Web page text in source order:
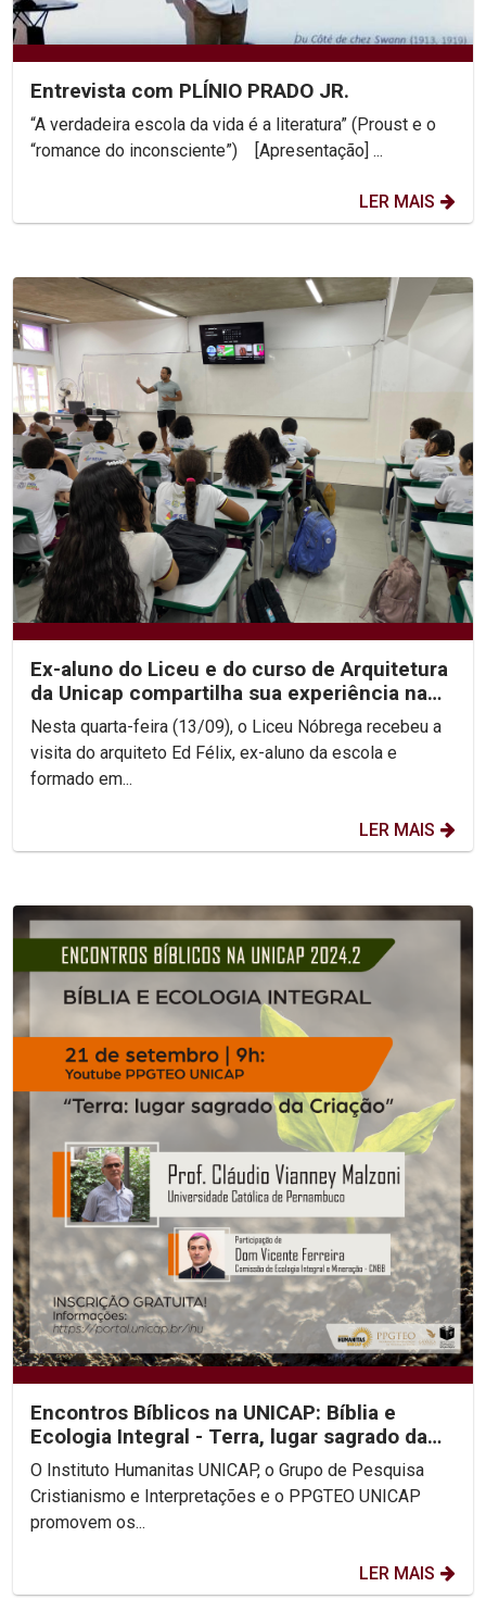
Entrevista com PLÍNIO PRADO JR.
“A verdadeira escola da vida é a literatura” (Proust e o
“romance do inconsciente”) [Apresentação] ...
LER MAIS
Ex-aluno do Liceu e do curso de Arquitetura
da Unicap compartilha sua experiência na
França
Nesta quarta-feira (13/09), o Liceu Nóbrega recebeu a
visita do arquiteto Ed Félix, ex-aluno da escola e
formado em...
LER MAIS
Encontros Bíblicos na UNICAP: Bíblia e
Ecologia Integral - Terra, lugar sagrado da
criação
O Instituto Humanitas UNICAP, o Grupo de Pesquisa
Cristianismo e Interpretações e o PPGTEO UNICAP
promovem os...
LER MAIS